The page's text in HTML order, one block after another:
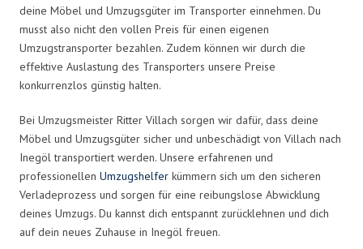
deine Möbel und Umzugsgüter im Transporter einnehmen. Du
musst also nicht den vollen Preis für einen eigenen
Umzugstransporter bezahlen. Zudem können wir durch die
effektive Auslastung des Transporters unsere Preise
konkurrenzlos günstig halten.
Bei Umzugsmeister Ritter Villach sorgen wir dafür, dass deine
Möbel und Umzugsgüter sicher und unbeschädigt von Villach nach
Inegöl transportiert werden. Unsere erfahrenen und
professionellen Umzugshelfer kümmern sich um den sicheren
Verladeprozess und sorgen für eine reibungslose Abwicklung
deines Umzugs. Du kannst dich entspannt zurücklehnen und dich
auf dein neues Zuhause in Inegöl freuen.